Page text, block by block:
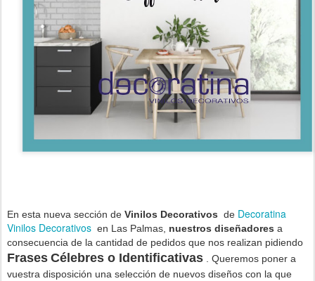
En esta nueva sección de Vinilos Decorativos de Decoratina
Vinilos Decorativos en Las Palmas, nuestros diseñadores a
consecuencia de la cantidad de pedidos que nos realizan pidiendo
Frases Célebres o Identificativas . Queremos poner a
vuestra disposición una selección de nuevos diseños con la que